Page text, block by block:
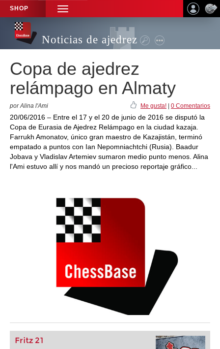
SHOP
TOGGLE
NAVIGATION
Noticias de ajedrez
Copa de ajedrez
relámpago en Almaty
por Alina l'Ami Me gusta! 0 Comentarios
20/06/2016 – Entre el 17 y el 20 de junio de 2016 se disputó la
Copa de Eurasia de Ajedrez Relámpago en la ciudad kazaja.
Farrukh Amonatov, único gran maestro de Kazajistán, terminó
empatado a puntos con Ian Nepomniachtchi (Rusia). Baadur
Jobava y Vladislav Artemiev sumaron medio punto menos. Alina
l'Ami estuvo allí y nos mandó un precioso reportaje gráfico...
Fritz 21